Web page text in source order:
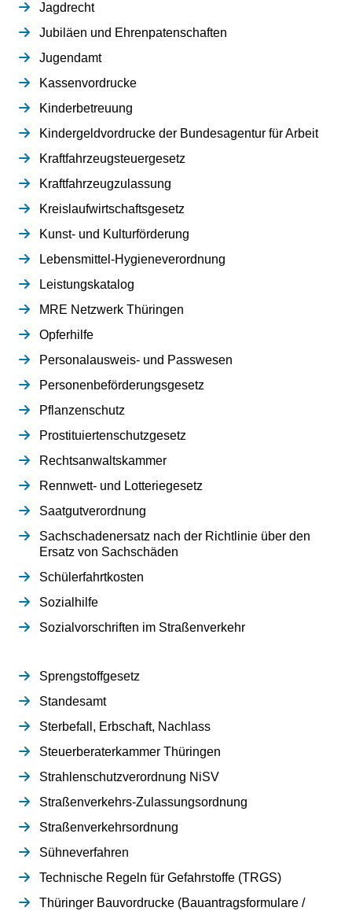
Jagdrecht
Jubiläen und Ehrenpatenschaften
Jugendamt
Kassenvordrucke
Kinderbetreuung
Kindergeldvordrucke der Bundesagentur für Arbeit
Kraftfahrzeugsteuergesetz
Kraftfahrzeugzulassung
Kreislaufwirtschaftsgesetz
Kunst- und Kulturförderung
Lebensmittel-Hygieneverordnung
Leistungskatalog
MRE Netzwerk Thüringen
Opferhilfe
Personalausweis- und Passwesen
Personenbeförderungsgesetz
Pflanzenschutz
Prostituiertenschutzgesetz
Rechtsanwaltskammer
Rennwett- und Lotteriegesetz
Saatgutverordnung
Sachschadenersatz nach der Richtlinie über den
Ersatz von Sachschäden
Schülerfahrtkosten
Sozialhilfe
Sozialvorschriften im Straßenverkehr
Sprengstoffgesetz
Standesamt
Sterbefall, Erbschaft, Nachlass
Steuerberaterkammer Thüringen
Strahlenschutzverordnung NiSV
Straßenverkehrs-Zulassungsordnung
Straßenverkehrsordnung
Sühneverfahren
Technische Regeln für Gefahrstoffe (TRGS)
Thüringer Bauvordrucke (Bauantragsformulare /